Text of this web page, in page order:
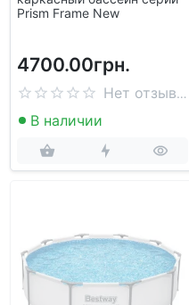
Prism Frame New
4700.00грн.
Нет отзывов
В наличии